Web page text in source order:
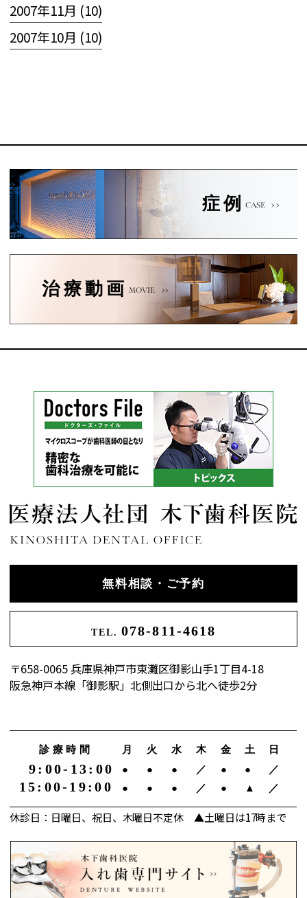
2007年11月 (10)
2007年10月 (10)
症例 CASE
治療動画 MOVIE
TEL. 078-811-4618
無料相談・ご予約
〒658-0065 兵庫県神戸市東灘区御影山手1丁目4-18
阪急神戸本線「御影駅」北側出口から北へ徒歩2分
診療時間 月 火 水 木 金 土 日
9:00-13:00 ● ● ● ／ ● ● ／
15:00-19:00 ● ● ● ／ ● ▲ ／
休診日：日曜日、祝日、木曜日不定休 ▲土曜日は17時まで